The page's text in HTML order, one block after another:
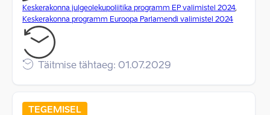
Keskerakonna julgeolekupoliitika programm EP valimistel 2024,
Keskerakonna programm Euroopa Parlamendi valimistel 2024
Täitmise tähtaeg: 01.07.2029
TEGEMISEL